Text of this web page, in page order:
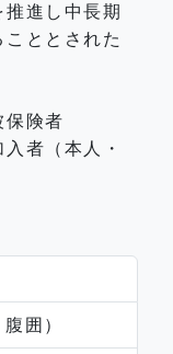
進し中長期
ととされた
険者
者（本人・
囲）